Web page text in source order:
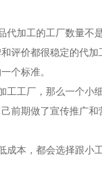
加工的工厂数量不
评价都很稳定的代
个标准。
工厂，那么一个小
前期做了宣传推广
本，都会选择跟小